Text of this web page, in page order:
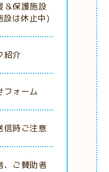
＆保護施設
設は休止中)
紹介
フォーム
信時ご注意
、ご賛助者